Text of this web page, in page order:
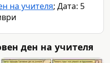
на учителя; Дата: 5
ден на учителя